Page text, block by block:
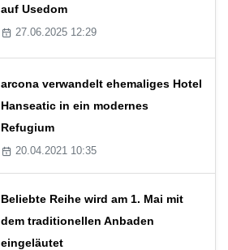
auf Usedom
27.06.2025 12:29
arcona verwandelt ehemaliges Hotel
Hanseatic in ein modernes
Refugium
20.04.2021 10:35
Beliebte Reihe wird am 1. Mai mit
dem traditionellen Anbaden
eingeläutet